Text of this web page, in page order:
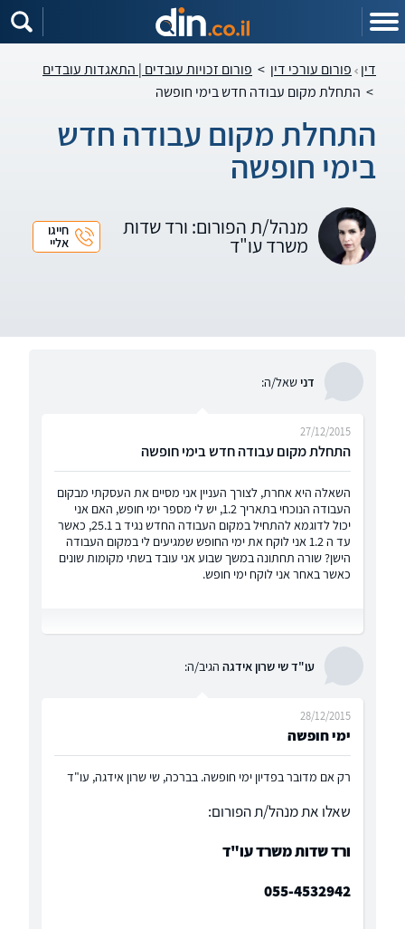
דין פורום עורכי דין > פורום זכויות עובדים | התאגדות עובדים
> התחלת מקום עבודה חדש בימי חופשה
התחלת מקום עבודה חדש
בימי חופשה
מנהל/ת הפורום: ורד שדות
משרד עו"ד
חייגו
אליי
דנישאל/ה:
התחלת מקום עבודה חדש בימי חופשה
27/12/2015
השאלה היא אחרת, לצורך העניין אני מסיים את העסקתי מבקום
העבודה הנוכחי בתאריך 1.2, יש לי מספר ימי חופש, האם אני
יכול לדוגמא להתחיל במקום העבודה החדש נגיד ב 25.1, כאשר
עד ה 1.2 אני לוקח את ימי החופש שמגיעים לי במקום העבודה
הישן? שורה תחתונה במשך שבוע אני עובד בשתי מקומות שונים
כאשר באחר אני לוקח ימי חופש.
עו"ד שי שרון אידגה הגיב/ה:
ימי חופשה
28/12/2015
רק אם מדובר בפדיון ימי חופשה. בברכה, שי שרון אידגה, עו"ד
שאלו את מנהל/ת הפורום:
ורד שדות משרד עו"ד
055-4532942